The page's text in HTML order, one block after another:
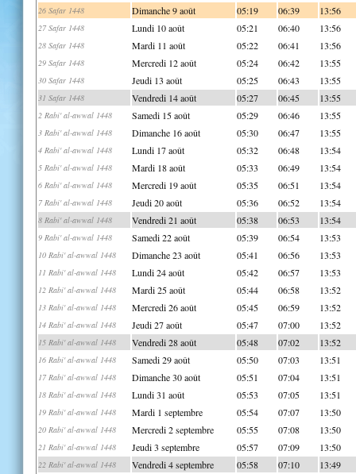
26 Safar 1448 Dimanche 9 août 05:19 06:39 13:56
27 Safar 1448 Lundi 10 août 05:21 06:40 13:56
28 Safar 1448 Mardi 11 août 05:22 06:41 13:56
29 Safar 1448 Mercredi 12 août 05:24 06:42 13:55
30 Safar 1448 Jeudi 13 août 05:25 06:43 13:55
31 Safar 1448 Vendredi 14 août 05:27 06:45 13:55
2 Rabi' al-awwal 1448 Samedi 15 août 05:29 06:46 13:55
3 Rabi' al-awwal 1448 Dimanche 16 août 05:30 06:47 13:55
4 Rabi' al-awwal 1448 Lundi 17 août 05:32 06:48 13:54
5 Rabi' al-awwal 1448 Mardi 18 août 05:33 06:49 13:54
6 Rabi' al-awwal 1448 Mercredi 19 août 05:35 06:51 13:54
7 Rabi' al-awwal 1448 Jeudi 20 août 05:36 06:52 13:54
8 Rabi' al-awwal 1448 Vendredi 21 août 05:38 06:53 13:54
9 Rabi' al-awwal 1448 Samedi 22 août 05:39 06:54 13:53
10 Rabi' al-awwal 1448 Dimanche 23 août 05:41 06:56 13:53
11 Rabi' al-awwal 1448 Lundi 24 août 05:42 06:57 13:53
12 Rabi' al-awwal 1448 Mardi 25 août 05:44 06:58 13:52
13 Rabi' al-awwal 1448 Mercredi 26 août 05:45 06:59 13:52
14 Rabi' al-awwal 1448 Jeudi 27 août 05:47 07:00 13:52
15 Rabi' al-awwal 1448 Vendredi 28 août 05:48 07:02 13:52
16 Rabi' al-awwal 1448 Samedi 29 août 05:50 07:03 13:51
17 Rabi' al-awwal 1448 Dimanche 30 août 05:51 07:04 13:51
18 Rabi' al-awwal 1448 Lundi 31 août 05:53 07:05 13:51
19 Rabi' al-awwal 1448 Mardi 1 septembre 05:54 07:07 13:50
20 Rabi' al-awwal 1448 Mercredi 2 septembre 05:55 07:08 13:50
21 Rabi' al-awwal 1448 Jeudi 3 septembre 05:57 07:09 13:50
22 Rabi' al-awwal 1448 Vendredi 4 septembre 05:58 07:10 13:49